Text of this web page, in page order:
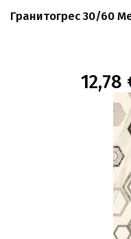
Гранитогрес 30/60
12,78